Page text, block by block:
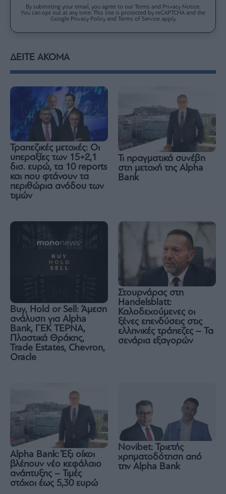
By submitting your email, you agree to our Terms and Privacy Notice.
You can opt out at any time. This site is protected by reCAPTCHA and the
Google Privacy Policy and Terms of Service apply.
ΔΕΙΤΕ ΑΚΟΜΑ
Τραπεζικές μετοχές: Οι
υπεραξίες των 15+2,1
δισ. ευρώ, τα 10 reports
και που φτάνουν τα
περιθώρια ανόδου των
τιμών
Τι πραγματικά συνέβη
στη μετοχή της Alpha
Bank
Buy, Hold or Sell: Άμεση
ανάλυση για Alpha
Bank, ΓΕΚ ΤΕΡΝΑ,
Πλαστικά Θράκης,
Trade Estates, Chevron,
Oracle
Στουρνάρας στη
Handelsblatt:
Καλοδεχούμενες οι
ξένες επενδύσεις στις
ελληνικές τράπεζες – Τα
σενάρια εξαγορών
Alpha Bank: Έξι οίκοι
βλέπουν νέο κεφάλαιο
ανάπτυξης – Τιμές
στόχοι έως 5,30 ευρώ
Novibet: Τριετής
χρηματοδότηση από
την Alpha Bank